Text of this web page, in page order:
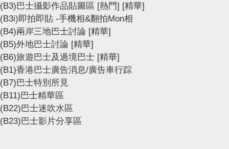
(B3)巴士攝影作品貼圖區 [熱門] [精華]
(B3i)即拍即貼 -手機相&翻拍Mon相
(B4)兩岸三地巴士討論 [精華]
(B5)外地巴士討論 [精華]
(B6)旅遊巴士及過境巴士 [精華]
(B1)香港巴士廣告消息/廣告車行踪
(B7)巴士特別所見
(B11)巴士精華區
(B22)巴士迷吹水區
(B23)巴士影片分享區